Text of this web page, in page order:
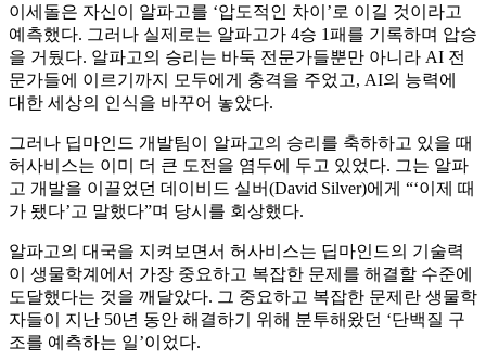
이세돌은 자신이 알파고를 ‘압도적인 차이’로 이길 것이라고
예측했다. 그러나 실제로는 알파고가 4승 1패를 기록하며 압승
을 거뒀다. 알파고의 승리는 바둑 전문가들뿐만 아니라 AI 전
문가들에 이르기까지 모두에게 충격을 주었고, AI의 능력에
대한 세상의 인식을 바꾸어 놓았다.
그러나 딥마인드 개발팀이 알파고의 승리를 축하하고 있을 때
허사비스는 이미 더 큰 도전을 염두에 두고 있었다. 그는 알파
고 개발을 이끌었던 데이비드 실버(David Silver)에게 “‘이제 때
가 됐다’고 말했다”며 당시를 회상했다.
알파고의 대국을 지켜보면서 허사비스는 딥마인드의 기술력
이 생물학계에서 가장 중요하고 복잡한 문제를 해결할 수준에
도달했다는 것을 깨달았다. 그 중요하고 복잡한 문제란 생물학
자들이 지난 50년 동안 해결하기 위해 분투해왔던 ‘단백질 구
조를 예측하는 일’이었다.